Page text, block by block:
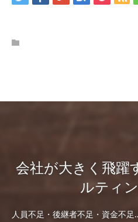
会社が大きく飛躍
ルティン
人員不足・後継者不足・資金不足